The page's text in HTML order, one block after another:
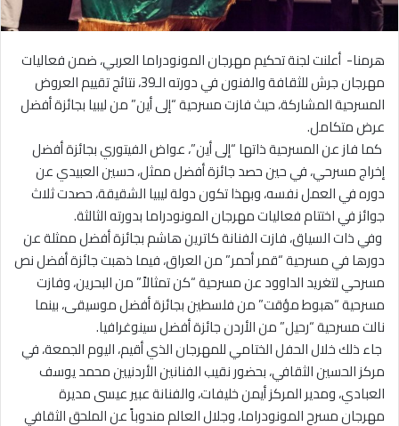
هرمنا- أعلنت لجنة تحكيم مهرجان المونودراما العربي، ضمن فعاليات
مهرجان جرش للثقافة والفنون في دورته الـ39، نتائج تقييم العروض
المسرحية المشاركة، حيث فازت مسرحية “إلى أين” من ليبيا بجائزة أفضل
عرض متكامل.
‏ ‏كما فاز عن المسرحية ذاتها “إلى أين”، عواض الفيتوري بجائزة أفضل
إخراج مسرحي، في حين حصد جائزة أفضل ممثل، حسين العبيدي عن
دوره في العمل نفسه، وبهذا تكون دولة ليبيا الشقيقة، حصدت ثلاث
جوائز في اختتام فعاليات مهرجان المونودراما بدورته الثالثة.
‏ ‏وفي ذات السياق، فازت الفنانة كاترين هاشم بجائزة أفضل ممثلة عن
دورها في مسرحية “قمر أحمر” من العراق، فيما ذهبت جائزة أفضل نص
مسرحي لتغريد الداوود عن مسرحية “كن تمثالاً” من البحرين، وفازت
مسرحية “هبوط مؤقت” من فلسطين بجائزة أفضل موسيقى، بينما
نالت مسرحية “رحيل” من الأردن جائزة أفضل سينوغرافيا.
‏ ‏جاء ذلك خلال الحفل الختامي للمهرجان الذي أقيم، اليوم الجمعة، في
مركز الحسين الثقافي، بحضور نقيب الفنانين الأردنيين محمد يوسف
العبادي، ومدير المركز أيمن خليفات، والفنانة عبير عيسى مديرة
مهرجان مسرح المونودراما، وجلال العالم مندوباً عن الملحق الثقافي